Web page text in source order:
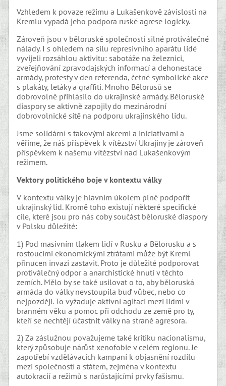
Vzhledem k povaze režimu a Lukašenkově závislosti na
Kremlu vypadá jeho podpora ruské agrese logicky.
Zároveň jsou v běloruské společnosti silné protiválečné
nálady. I s ohledem na sílu represivního aparátu lidé
vyvíjeli rozsáhlou aktivitu: sabotáže na železnici,
zveřejňování zpravodajských informací a dehonestace
armády, protesty v den referenda, četné symbolické akce
s plakáty, letáky a graffiti. Mnoho Bělorusů se
dobrovolně přihlásilo do ukrajinské armády. Běloruské
diaspory se aktivně zapojily do mezinárodní
dobrovolnické sítě na podporu ukrajinského lidu.
Jsme solidární s takovými akcemi a iniciativami a
věříme, že náš příspěvek k vítězství Ukrajiny je zároveň
příspěvkem k našemu vítězství nad Lukašenkovým
režimem.
Vektory politického boje v kontextu války
V kontextu války je hlavním úkolem plně podpořit
ukrajinský lid. Kromě toho existují některé specifické
cíle, které jsou pro nás coby součást běloruské diaspory
v Polsku důležité:
1) Pod masivním tlakem lidí v Rusku a Bělorusku a s
rostoucími ekonomickými ztrátami může být Kreml
přinucen invazi zastavit. Proto je důležité podporovat
protiválečný odpor a anarchistické hnutí v těchto
zemích. Mělo by se také usilovat o to, aby běloruská
armáda do války nevstoupila buď vůbec, nebo co
nejpozději. To vyžaduje aktivní agitaci mezi lidmi v
branném věku a pomoc při odchodu ze země pro ty,
kteří se nechtějí účastnit války na straně agresora.
2) Za záslužnou považujeme také kritiku nacionalismu,
který způsobuje nárůst xenofobie v celém regionu. Je
zapotřebí vzdělávacích kampaní k objasnění rozdílu
mezi společností a státem, zejména v kontextu
autokracií a režimů s narůstajícími prvky fašismu.